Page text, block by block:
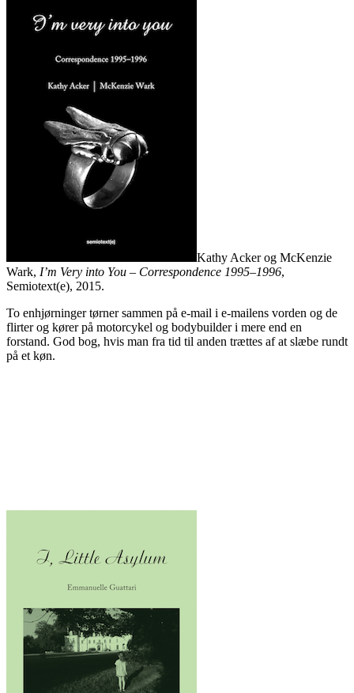
Kathy Acker og McKenzie
Wark, I’m Very into You – Correspondence 1995–1996,
Semiotext(e), 2015.
To enhjørninger tørner sammen på e-mail i e-mailens vorden og de
flirter og kører på motorcykel og bodybuilder i mere end en
forstand. God bog, hvis man fra tid til anden trættes af at slæbe rundt
på et køn.